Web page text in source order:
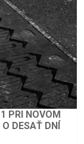
PRI NOVOM
DESAŤ DNÍ